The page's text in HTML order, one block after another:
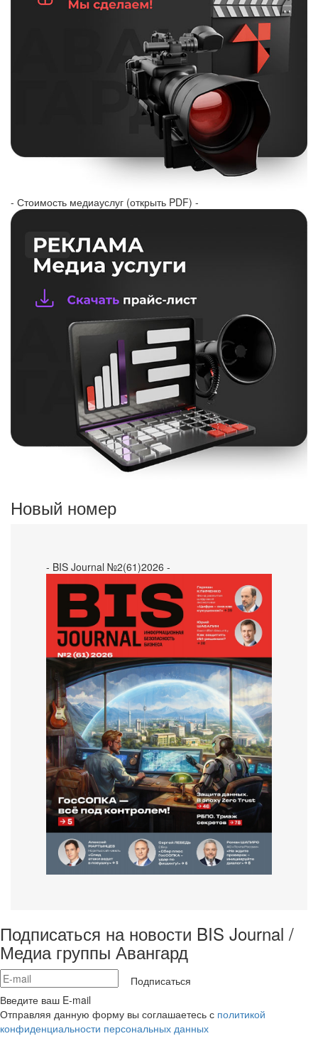
- Стоимость медиауслуг (открыть PDF) -
Новый номер
- BIS Journal №2(61)2026 -
Подписаться на новости BIS Journal /
Медиа группы Авангард
Подписаться
Введите ваш E-mail
Отправляя данную форму вы соглашаетесь с политикой
конфиденциальности персональных данных